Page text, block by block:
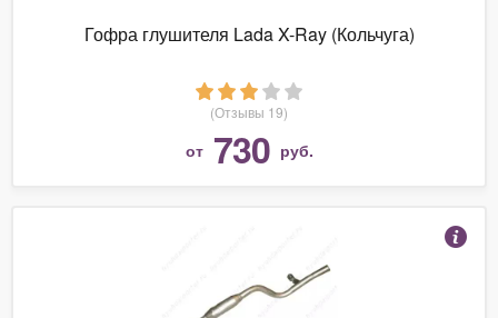
Гофра глушителя Lada X-Ray (Кольчуга)
(Отзывы 19)
от 730 руб.